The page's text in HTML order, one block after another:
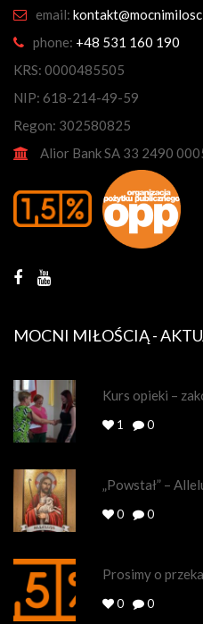
email:
phone: +48 531 160 190
KRS: 0000485505
NIP: 618-214-49-59
Regon: 302580825
Alior Bank SA 33 2490
MOCNI MIŁOŚCIĄ -
Kurs opieki –
1 0
„Powstał” –
0 0
Prosimy o
0 0